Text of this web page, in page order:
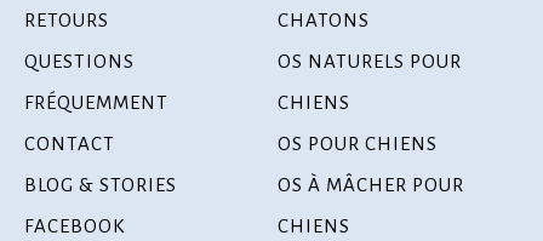
RETOURS
QUESTIONS
FRÉQUEMMENT
CONTACT
BLOG & STORIES
FACEBOOK
CHATONS
OS NATURELS POUR
CHIENS
OS POUR CHIENS
OS À MÂCHER POUR
CHIENS